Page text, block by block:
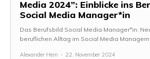
Media 2024”: Einblicke ins
Social Media Manager*in
Das Berufsbild Social Media Manager*in:
beruflichen Alltag im Social Media
Alexander Hein - 22. November 2024